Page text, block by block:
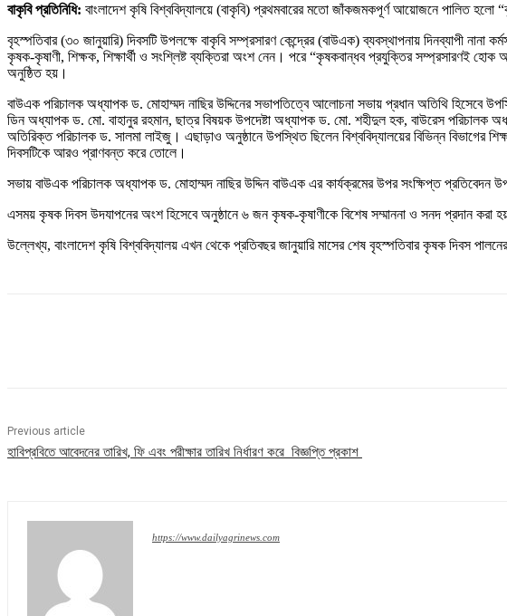
বাকৃবি প্রতিনিধি: বাংলাদেশ কৃষি বিশ্ববিদ্যালয়ে (বাকৃবি) প্রথমবারের মতো জাঁকজমকপূর্ণ আয়োজনে পালিত
বৃহস্পতিবার (৩০ জানুয়ারি) দিবসটি উপলক্ষে বাকৃবি সম্প্রসারণ কেন্দ্রের (বাউএক) ব্যবস্থাপনায় দিনব্যাপী
কৃষক-কৃষাণী, শিক্ষক, শিক্ষার্থী ও সংশ্লিষ্ট ব্যক্তিরা অংশ নেন। পরে “কৃষকবান্ধব প্রযুক্তির সম্প্রসারণই হোক
অনুষ্ঠিত হয়।
বাউএক পরিচালক অধ্যাপক ড. মোহাম্মদ নাছির উদ্দিনের সভাপতিত্বে আলোচনা সভায় প্রধান অতিথি হিসেবে
ডিন অধ্যাপক ড. মো. বাহানুর রহমান, ছাত্র বিষয়ক উপদেষ্টা অধ্যাপক ড. মো. শহীদুল হক, বাউরেস পরিচালক
অতিরিক্ত পরিচালক ড. সালমা লাইজু। এছাড়াও অনুষ্ঠানে উপস্থিত ছিলেন বিশ্ববিদ্যালয়ের বিভিন্ন
দিবসটিকে আরও প্রাণবন্ত করে তোলে।
সভায় বাউএক পরিচালক অধ্যাপক ড. মোহাম্মদ নাছির উদ্দিন বাউএক এর কার্যক্রমের উপর সংক্ষিপ্ত প্রতিবেদন
এসময় কৃষক দিবস উদযাপনের অংশ হিসেবে অনুষ্ঠানে ৬ জন কৃষক-কৃষাণীকে বিশেষ সম্মাননা ও সনদ প্রদান
উল্লেখ্য, বাংলাদেশ কৃষি বিশ্ববিদ্যালয় এখন থেকে প্রতিবছর জানুয়ারি মাসের শেষ বৃহস্পতিবার কৃষক দিবস
Previous article
হাবিপ্রবিতে আবেদনের তারিখ, ফি এবং পরীক্ষার তারিখ নির্ধারণ করে বিজ্ঞপ্তি প্রকাশ
https://www.dailyagrinews.com